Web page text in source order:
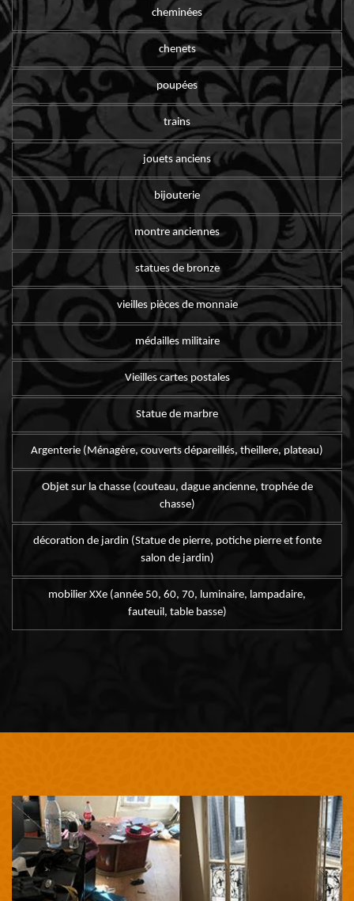
cheminées
chenets
poupées
trains
jouets anciens
bijouterie
montre anciennes
statues de bronze
vieilles pièces de monnaie
médailles militaire
Vieilles cartes postales
Statue de marbre
Argenterie (Ménagère, couverts dépareillés, theillere, plateau)
Objet sur la chasse (couteau, dague ancienne, trophée de
chasse)
décoration de jardin (Statue de pierre, potiche pierre et fonte
salon de jardin)
mobilier XXe (année 50, 60, 70, luminaire, lampadaire,
fauteuil, table basse)